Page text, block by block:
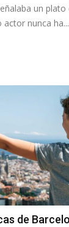
un plato
actor nunca ha...
de